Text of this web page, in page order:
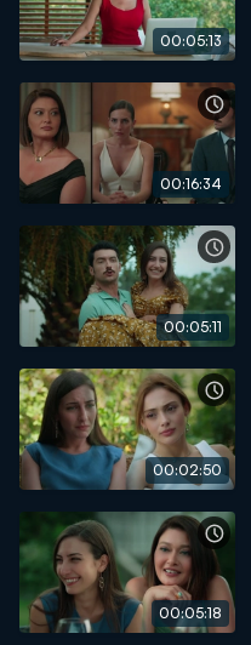
00:05:13
00:16:34
00:05:11
00:02:50
00:05:18